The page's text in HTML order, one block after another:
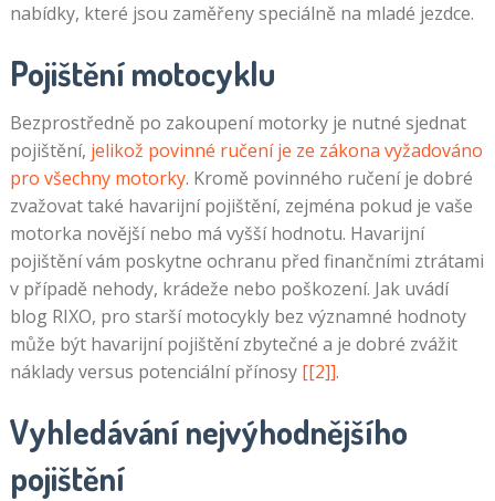
nabídky, které jsou zaměřeny speciálně na mladé jezdce.
Pojištění motocyklu
Bezprostředně po zakoupení motorky je nutné sjednat
pojištění, jelikož povinné ručení je ze zákona vyžadováno
pro všechny motorky. Kromě povinného ručení je dobré
zvažovat také havarijní pojištění, zejména pokud je vaše
motorka novější nebo má vyšší hodnotu. Havarijní
pojištění vám poskytne ochranu před finančními ztrátami
v případě nehody, krádeže nebo poškození. Jak uvádí
blog RIXO, pro starší motocykly bez významné hodnoty
může být havarijní pojištění zbytečné a je dobré zvážit
náklady versus potenciální přínosy [[2]].
Vyhledávání nejvýhodnějšího
pojištění